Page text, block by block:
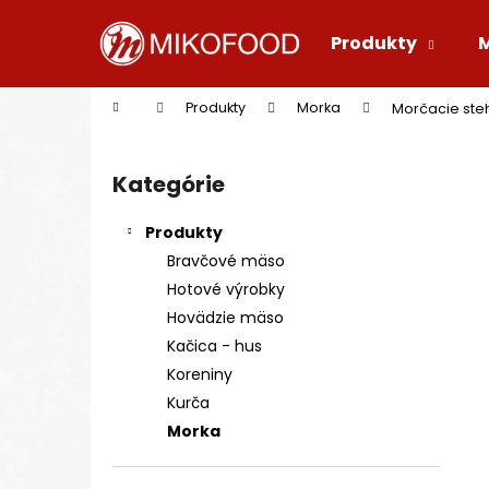
Produkty
Domov Produkty Morka Morčacie
Preskočiť
kategórie
Kategórie
Produkty
Bravčové mäso
Hotové výrobky
Hovädzie mäso
Kačica - hus
Koreniny
Kurča
Morka
í
Späť
do
Späť
do